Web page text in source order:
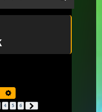
Suche
4 5 6